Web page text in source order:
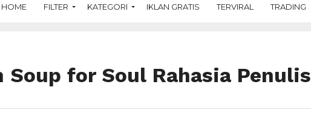
HOME FILTER KATEGORI IKLAN GRATIS TERVIRAL TRADING
Soup for Soul Rahasia Penulis